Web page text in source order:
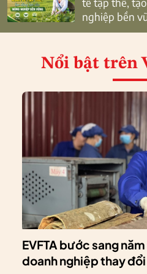
nghiệp bền
Nổi bật trên
EVFTA bước sang
doanh nghiệp thay